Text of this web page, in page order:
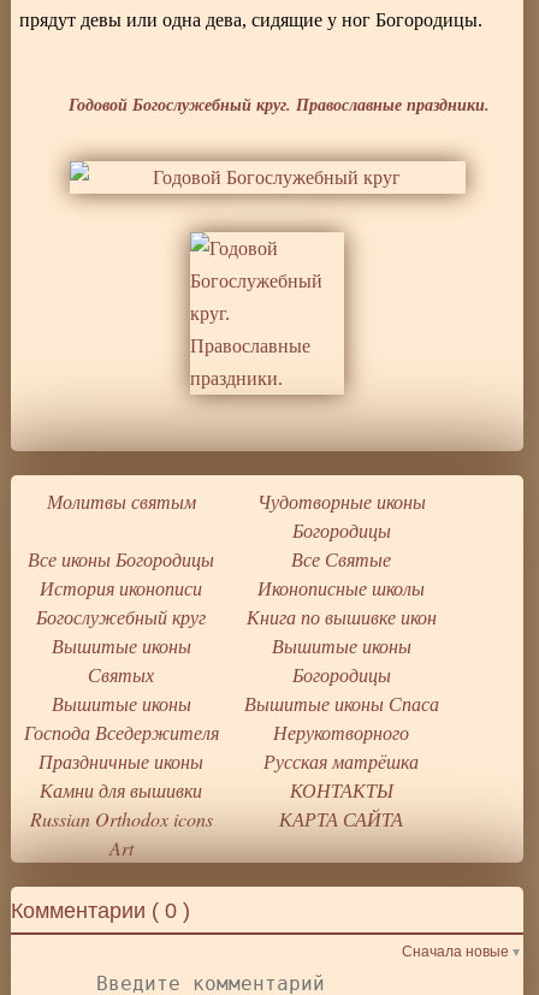
прядут девы или одна дева, сидящие у ног Богородицы.
Годовой Богослужебный круг. Православные праздники.
Комментарии (0 )
Сначала новые
Молитвы святым
Чудотворные иконы
Богородицы
Все иконы Богородицы
Все Святые
История иконописи
Иконописные школы
Богослужебный круг
Книга по вышивке икон
Вышитые иконы
Святых
Вышитые иконы
Богородицы
Вышитые иконы
Господа Вседержителя
Вышитые иконы Спаса
Нерукотворного
Праздничные иконы
Русская матрёшка
Камни для вышивки
КОНТАКТЫ
Russian Orthodox icons
Art
КАРТА САЙТА